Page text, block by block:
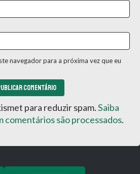
navegador para a próxima vez que eu
para reduzir spam.Saiba
comentários são processados.